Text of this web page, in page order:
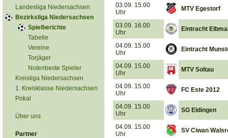
Landesliga Niedersachsen
Bezirksliga Niedersachsen
Spielberichte
Tabelle
Vereine
Torjäger
Notenbeste Spieler
Kreisliga Niedersachsen
1. Kreisklasse Niedersachsen
Pokal
Über uns
Partner
03.09. 15.00
Uhr
MTV Egestorf
03.09. 16.00
Uhr
Eintracht
04.09. 15.00
Uhr
Eintracht
04.09. 15.00
Uhr
MTV Soltau
04.09. 15.00
Uhr
FC Este 2012
04.09. 15.00
Uhr
SG Eldingen
04.09. 15.00
Uhr
SV Ciwan